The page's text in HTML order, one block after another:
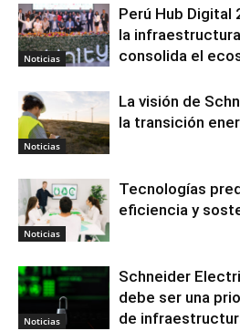
Noticias
Perú Hub Digital
la
consolida el
Noticias
La visión de
la transición
Noticias
Tecnologías
eficiencia y
Noticias
Schneider
debe ser una
de